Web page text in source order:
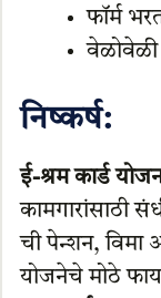
फॉर्म
निष्कर्ष:
ई-श्रम कार्ड
कामगारांसाठी
ची पेन्शन, विमा
योजनेचे मोठे